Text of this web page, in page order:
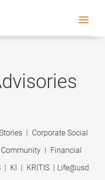
| Corporate Social
Community | Financial
| KI | KRITIS| Life@usd